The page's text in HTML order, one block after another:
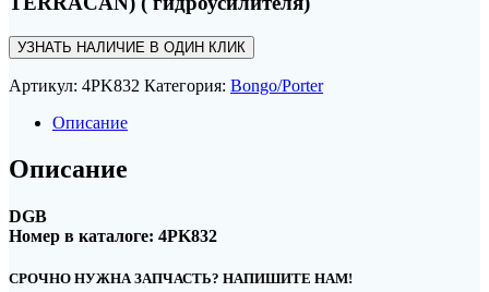
УЗНАТЬ НАЛИЧИЕ В ОДИН КЛИК
Артикул: 4PK832 Категория: Bongo/Porter
Описание
Описание
DGB
Номер в каталоге: 4PK832
СРОЧНО НУЖНА ЗАПЧАСТЬ? НАПИШИТЕ НАМ!